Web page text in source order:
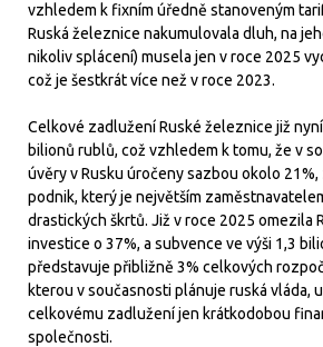
vzhledem k fixním úředně stanoveným
Ruská železnice nakumulovala dluh, na
nikoliv splácení) musela jen v roce 2025
což je šestkrát více než v roce 2023.
Celkové zadlužení Ruské železnice již
bilionů rublů, což vzhledem k tomu, že v
úvěry v Rusku úročeny sazbou okolo
podnik, který je největším
drastických škrtů. Již v roce 2025 omezila
investice o 37%, a subvence ve výši 1,3
představuje přibližně 3% celkových
kterou v současnosti plánuje ruská vláda,
celkovému zadlužení jen krátkodobou
společnosti.